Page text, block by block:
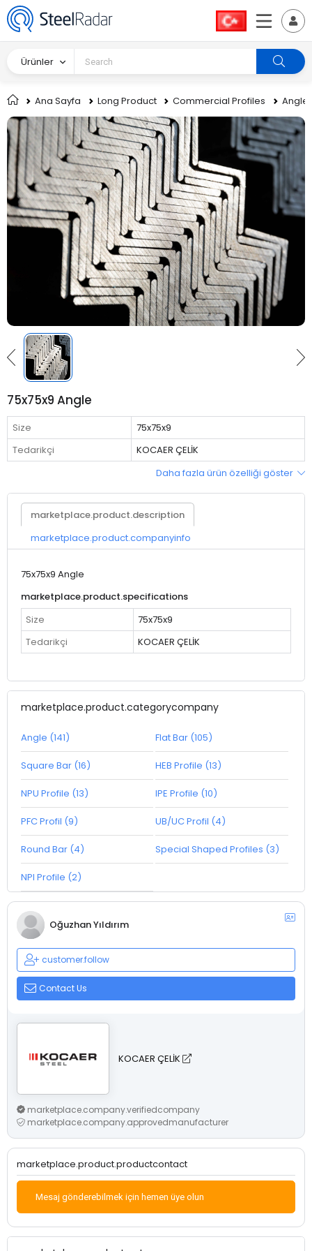
Ürünler
Ana Sayfa Long Product Commercial Profiles Angle
75x75x9 Angle
Size
75x75x9
Tedarikçi
KOCAER ÇELİK
Daha fazla ürün özelliği göster
marketplace.product.description
marketplace.product.companyinfo
75x75x9 Angle
marketplace.product.specifications
Size
75x75x9
Tedarikçi
KOCAER ÇELİK
marketplace.product.categorycompany
Angle (141) Flat Bar (105)
Square Bar (16) HEB Profile (13)
NPU Profile (13) IPE Profile (10)
PFC Profil (9) UB/UC Profil (4)
Round Bar (4) Special Shaped Profiles (3)
NPI Profile (2)
Oğuzhan Yıldırım
customer.follow
Contact Us
KOCAER ÇELİK
marketplace.company.verifiedcompany
marketplace.company.approvedmanufacturer
marketplace.product.productcontact
Mesaj gönderebilmek için hemen üye olun